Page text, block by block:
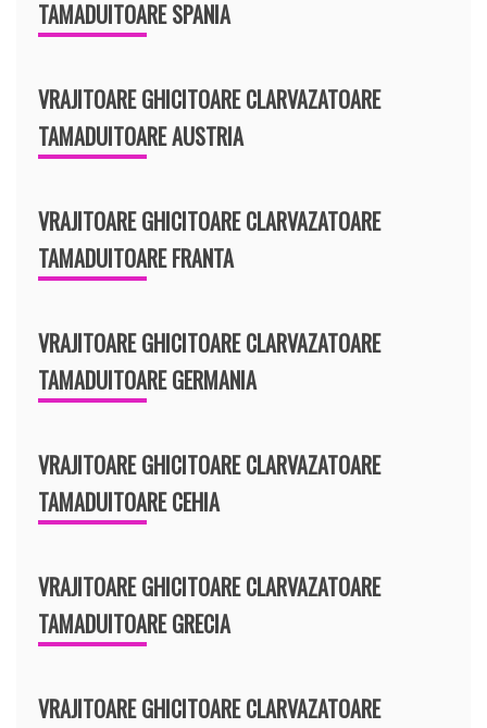
TAMADUITOARE SPANIA
VRAJITOARE GHICITOARE CLARVAZATOARE
TAMADUITOARE AUSTRIA
VRAJITOARE GHICITOARE CLARVAZATOARE
TAMADUITOARE FRANTA
VRAJITOARE GHICITOARE CLARVAZATOARE
TAMADUITOARE GERMANIA
VRAJITOARE GHICITOARE CLARVAZATOARE
TAMADUITOARE CEHIA
VRAJITOARE GHICITOARE CLARVAZATOARE
TAMADUITOARE GRECIA
VRAJITOARE GHICITOARE CLARVAZATOARE